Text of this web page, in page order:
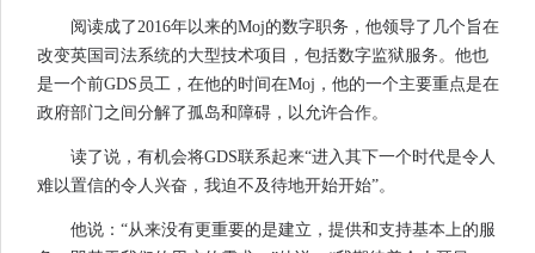
阅读成了2016年以来的Moj的数字职务，他领导了几个旨在
改变英国司法系统的大型技术项目，包括数字监狱服务。他也
是一个前GDS员工，在他的时间在Moj，他的一个主要重点是在
政府部门之间分解了孤岛和障碍，以允许合作。
读了说，有机会将GDS联系起来“进入其下一个时代是令人
难以置信的令人兴奋，我迫不及待地开始开始”。
他说：“从来没有更重要的是建立，提供和支持基本上的服